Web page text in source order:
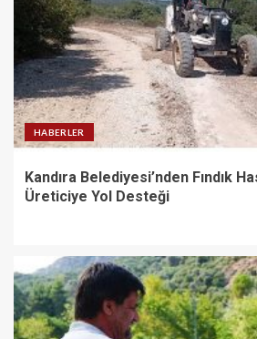
HABERLER
Kandıra Belediyesi’nden Fındık
Üreticiye Yol Desteği